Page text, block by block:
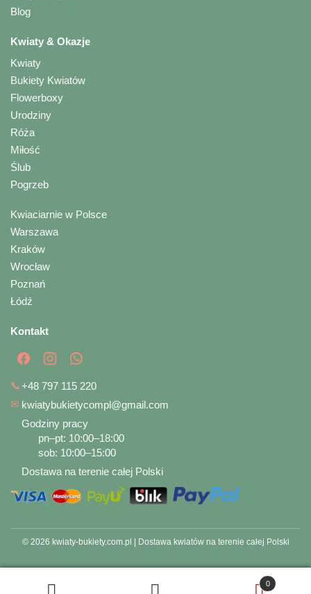
Blog
Kwiaty & Okazje
Kwiaty
Bukiety Kwiatów
Flowerboxy
Urodziny
Róża
Miłość
Ślub
Pogrzeb
Kwiaciarnie w Polsce
Warszawa
Kraków
Wrocław
Poznań
Łódź
Kontakt
📞+48 797 115 220
✉ kwiatybukietycompl@gmail.com
Godziny pracy
pn–pt: 10:00–18:00
sob: 10:00–15:00
Dostawa na terenie całej Polski
0
© 2026 kwiaty-bukiety.com.pl | Dostawa kwiatów na terenie całej Polski